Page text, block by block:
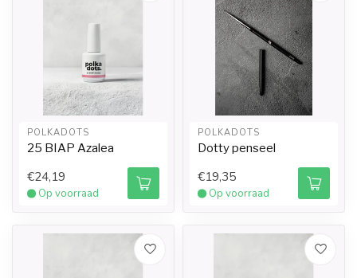
POLKADOTS
25 BIAP Azalea
€24,19
Op voorraad
POLKADOTS
Dotty penseel
€19,35
Op voorraad